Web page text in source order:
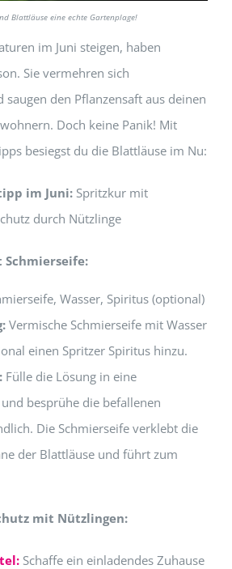
Blattläuse eine echte Gartenplage!
im Juni steigen, haben
Sie vermehren sich
den Pflanzensaft aus deinen
Doch keine Panik! Mit
besiegst du die Blattläuse im Nu:
im Juni: Spritzkur mit
durch Nützlinge
Wasser, Spiritus (optional)
Vermische Schmierseife mit Wasser
einen Spritzer Spiritus hinzu.
Fülle die Lösung in eine
besprühe die befallenen
Die Schmierseife verklebt die
der Blattläuse und führt zum
mit Nützlingen:
Schaffe ein einladendes Zuhause